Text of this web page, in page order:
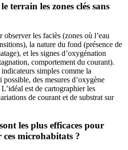
terrain les zones clés sans
les faciès (zones où l’eau
la nature du fond (présence de
et les signes d’oxygénation
comportement du courant).
simples comme la
des mesures d’oxygène
est de cartographier les
de courant et de substrat sur
les plus efficaces pour
microhabitats ?